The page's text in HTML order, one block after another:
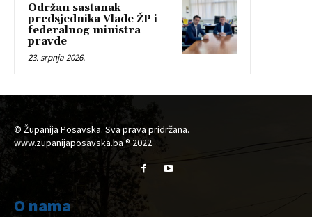
Održan sastanak
predsjednika Vlade ŽP i
federalnog ministra
pravde
23. srpnja 2026.
© Županija Posavska. Sva prava pridržana.
www.zupanijaposavska.ba ® 2022
O nama